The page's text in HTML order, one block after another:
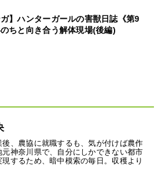
ガ】ハンターガールの害獣日誌《第9
ちと向き合う解体現場(後編)
後、農協に就職するも、気が付けば農作
元神奈川県で、自分にしかできない都市
現するため、暗中模索の毎日。収穫より